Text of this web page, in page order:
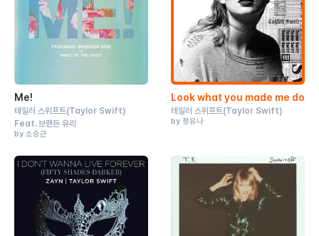
Me!
테일러 스위프트(Taylor Swift)
Feat.브랜든 유리
by 소승근
Look what you made me do
테일러 스위프트(Taylor Swift)
by 정유나